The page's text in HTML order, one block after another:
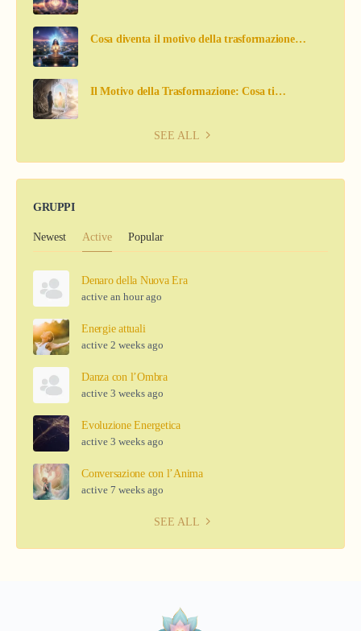
Cosa diventa il motivo della trasformazione…
Il Motivo della Trasformazione: Cosa ti…
SEE ALL
GRUPPI
Newest Active Popular
Denaro della Nuova Era
active an hour ago
Energie attuali
active 2 weeks ago
Danza con l’Ombra
active 3 weeks ago
Evoluzione Energetica
active 3 weeks ago
Conversazione con l’Anima
active 7 weeks ago
SEE ALL